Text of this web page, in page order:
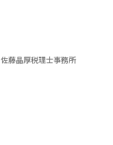
佐藤晶厚税理士事務所